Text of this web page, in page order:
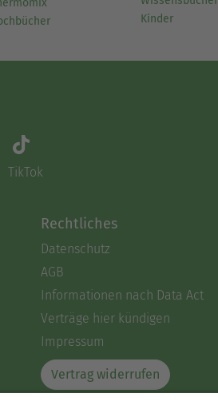
Kinder
TikTok
Rechtliches
Datenschutz
AGB
Informationen nach Data Act
Verträge hier kündigen
Impressum
Vertrag widerrufen